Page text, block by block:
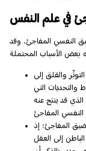
في علم النفس
النفسي المفاجئ، وقد
والقلق إلى
والتحديات التي
الذي قد ينتج عنه
المفاجئ؛ إذ
إلى العقل